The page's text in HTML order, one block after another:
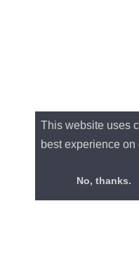
This website uses
best experience on
No, thanks.